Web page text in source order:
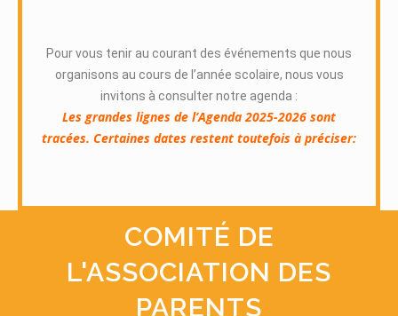
Pour vous tenir au courant des événements que nous
organisons au cours de l’année scolaire, nous vous
invitons à consulter notre agenda :
Les grandes lignes de l’Agenda 2025-2026 sont
tracées. Certaines dates restent toutefois à préciser:
COMITÉ DE
L'ASSOCIATION DES
PARENTS